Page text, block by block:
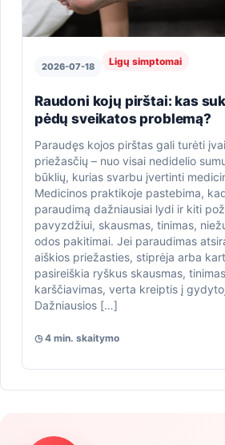
2026-07-18 Ligų simptomai
Raudoni kojų pirštai: kas
pėdų sveikatos problemą?
Paraudęs kojos pirštas gali turėti
priežasčių – nuo visai nedidelio
būklių, kurias svarbu įvertinti
Medicinos praktikoje pastebima,
paraudimą dažniausiai lydi ir kiti
pavyzdžiui, skausmas, tinimas,
odos pakitimai. Jei paraudimas
aiškios priežasties, stiprėja arba
pasireiškia ryškus skausmas,
karščiavimas, verta kreiptis į
Dažniausios […]
◷ 4 min. skaitymo